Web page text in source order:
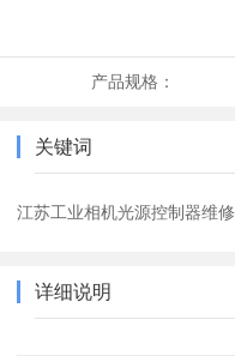
产品规格：
关键词
江苏工业相机光源控制器维修
详细说明